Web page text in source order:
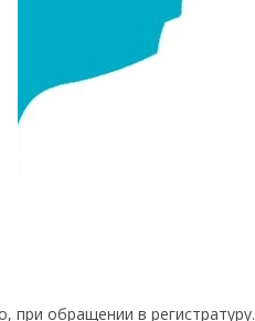
при обращении в регистратуру.